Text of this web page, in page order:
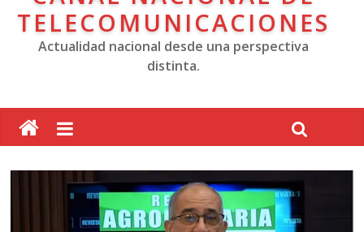
TELECOMUNICACIONES
Actualidad nacional desde una perspectiva
distinta.